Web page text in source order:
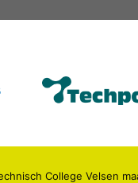
College Velsen